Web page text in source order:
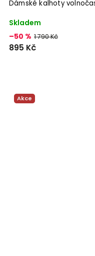
Dámské kalhoty
Skladem
–50 % 1 790 Kč
895 Kč
Akce